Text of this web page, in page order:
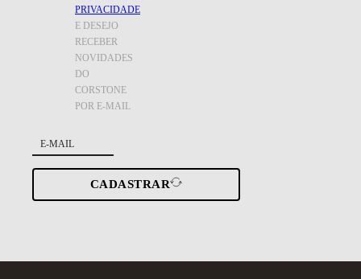
PRIVACIDADE
E DESEJO
RECEBER
NOVIDADES
DO
CORSTONE
POR E-MAIL
CADASTRAR